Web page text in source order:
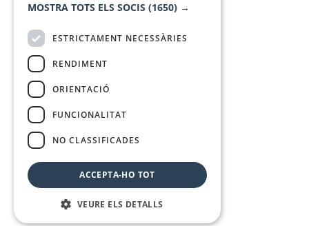
MOSTRA TOTS ELS SOCIS (1650) →
ESTRICTAMENT NECESSÀRIES
RENDIMENT
ORIENTACIÓ
FUNCIONALITAT
NO CLASSIFICADES
ACCEPTA-HO TOT
VEURE ELS DETALLS